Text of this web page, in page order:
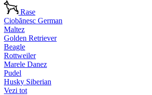
Rase
Ciobănesc German
Maltez
Golden Retriever
Beagle
Rottweiler
Marele Danez
Pudel
Husky Siberian
Vezi tot